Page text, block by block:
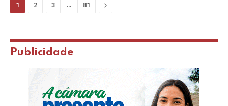
1 2 3 … 81 Next
Publicidade